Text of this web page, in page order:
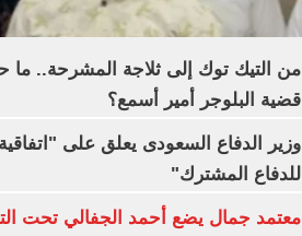
من التيك توك إلى ثلاجة المشرحة..
قضية البلوجر أمير أسمع؟
وزير الدفاع السعودى يعلق على
للدفاع المشترك"
معتمد جمال يضع أحمد الجفالي تحت